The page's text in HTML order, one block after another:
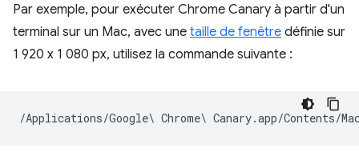
Par exemple, pour exécuter Chrome Canary à partir d'un
terminal sur un Mac, avec une taille de fenêtre définie sur
1 920 x 1 080 px, utilisez la commande suivante :